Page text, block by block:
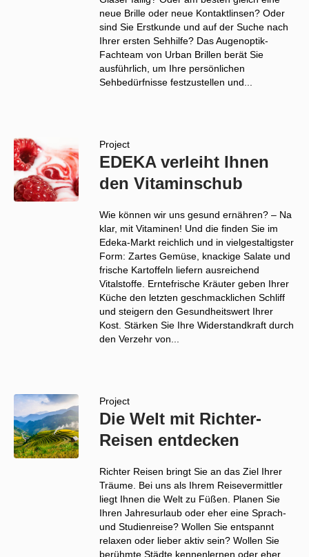
neue Brille oder neue Kontaktlinsen? Oder
sind Sie Erstkunde und auf der Suche nach
Ihrer ersten Sehhilfe? Das Augenoptik-
Fachteam von Urban Brillen berät Sie
ausführlich, um Ihre persönlichen
Sehbedürfnisse festzustellen und...
Project
EDEKA verleiht Ihnen
den Vitaminschub
Wie können wir uns gesund ernähren? – Na
klar, mit Vitaminen! Und die finden Sie im
Edeka-Markt reichlich und in vielgestaltigster
Form: Zartes Gemüse, knackige Salate und
frische Kartoffeln liefern ausreichend
Vitalstoffe. Erntefrische Kräuter geben Ihrer
Küche den letzten geschmacklichen Schliff
und steigern den Gesundheitswert Ihrer
Kost. Stärken Sie Ihre Widerstandkraft durch
den Verzehr von...
Project
Die Welt mit Richter-
Reisen entdecken
Richter Reisen bringt Sie an das Ziel Ihrer
Träume. Bei uns als Ihrem Reisevermittler
liegt Ihnen die Welt zu Füßen. Planen Sie
Ihren Jahresurlaub oder eher eine Sprach-
und Studienreise? Wollen Sie entspannt
relaxen oder lieber aktiv sein? Wollen Sie
berühmte Städte kennenlernen oder eher